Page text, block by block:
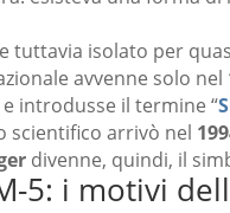
tuttavia isolato per
avvenne solo nel
introdusse il termine “
scientifico arrivò nel
divenne, quindi, il
5: i motivi